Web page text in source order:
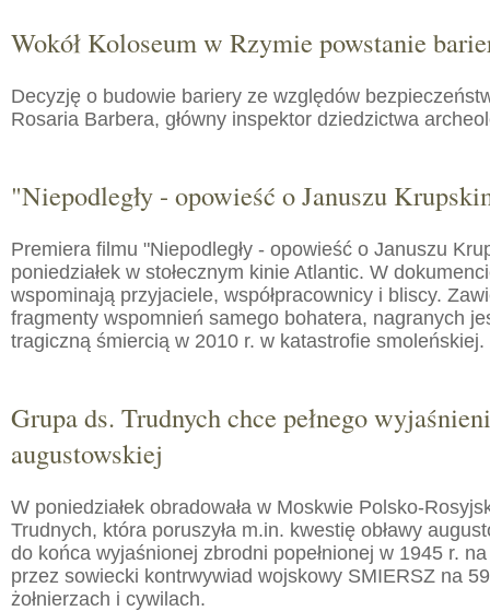
Wokół Koloseum w Rzymie powstanie
Decyzję o budowie bariery ze względów
Rosaria Barbera, główny inspektor dziedzictwa
"Niepodległy - opowieść o Januszu
Premiera filmu "Niepodległy - opowieść o Januszu
poniedziałek w stołecznym kinie Atlantic. W
wspominają przyjaciele, współpracownicy i bliscy.
fragmenty wspomnień samego bohatera, nagranych
tragiczną śmiercią w 2010 r. w katastrofie smoleńskiej.
Grupa ds. Trudnych chce pełnego
augustowskiej
W poniedziałek obradowała w Moskwie Polsko-
Trudnych, która poruszyła m.in. kwestię obławy
do końca wyjaśnionej zbrodni popełnionej w 1945 r.
przez sowiecki kontrwywiad wojskowy SMIERSZ na
żołnierzach i cywilach.